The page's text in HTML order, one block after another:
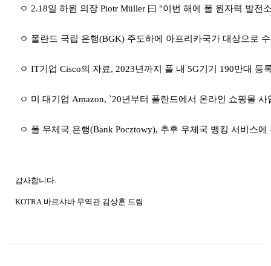
ㅇ 2.18일 하원 의장 Piotr Müller 曰 "이번 해에 폴 원자력 발전
ㅇ 폴란드 국립 은행(BGK) 주도하에 아프리카국가 대상으로
ㅇ IT기업 Cisco의 자료, 2023년까지 폴 내 5G기기 190만대 등
ㅇ 미 대기업 Amazon, `20년부터 폴란드에서 온라인 쇼핑몰 사
ㅇ 폴 우체국 은행(Bank Pocztowy), 추후 우체국 뱅킹 서비스에
감사합니다.
KOTRA 바르샤바 무역관 김상훈 드림